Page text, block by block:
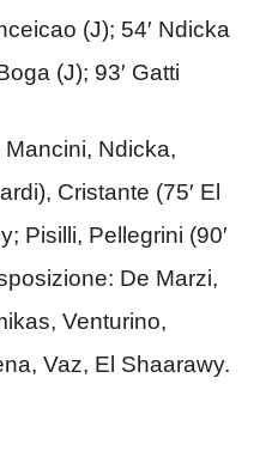
(J); 54′ Ndicka
(J); 93′ Gatti
Mancini, Ndicka,
Cristante (75′ El
Pisilli, Pellegrini (90′
De Marzi,
Venturino,
Vaz, El Shaarawy.